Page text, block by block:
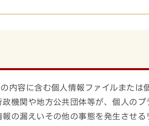
内容に含む個人情報ファイルまたは
機関や地方公共団体等が、個人の
の漏えいその他の事態を発生させる